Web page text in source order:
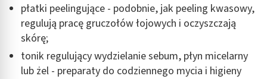
płatki peelingujące - podobnie, jak peeling kwasowy,
regulują pracę gruczołów łojowych i oczyszczają
skórę;
tonik regulujący wydzielanie sebum, płyn micelarny
lub żel - preparaty do codziennego mycia i higieny